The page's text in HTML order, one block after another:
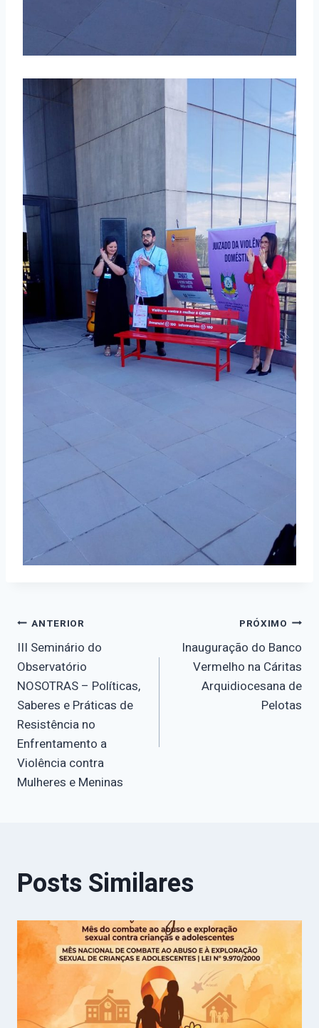
Navegação
de
Post
ANTERIOR
III Seminário do
Observatório
NOSOTRAS – Políticas,
Saberes e Práticas de
Resistência no
Enfrentamento a
Violência contra
Mulheres e Meninas
PRÓXIMO
Inauguração do Banco
Vermelho na Cáritas
Arquidiocesana de
Pelotas
Posts Similares